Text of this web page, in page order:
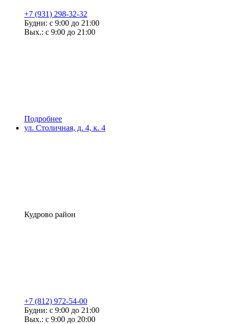
+7 (931) 298-32-32
Будни: с 9:00 до 21:00
Вых.: с 9:00 до 21:00
Подробнее
ул. Столичная, д. 4, к. 4
Кудрово район
+7 (812) 972-54-00
Будни: с 9:00 до 21:00
Вых.: с 9:00 до 20:00